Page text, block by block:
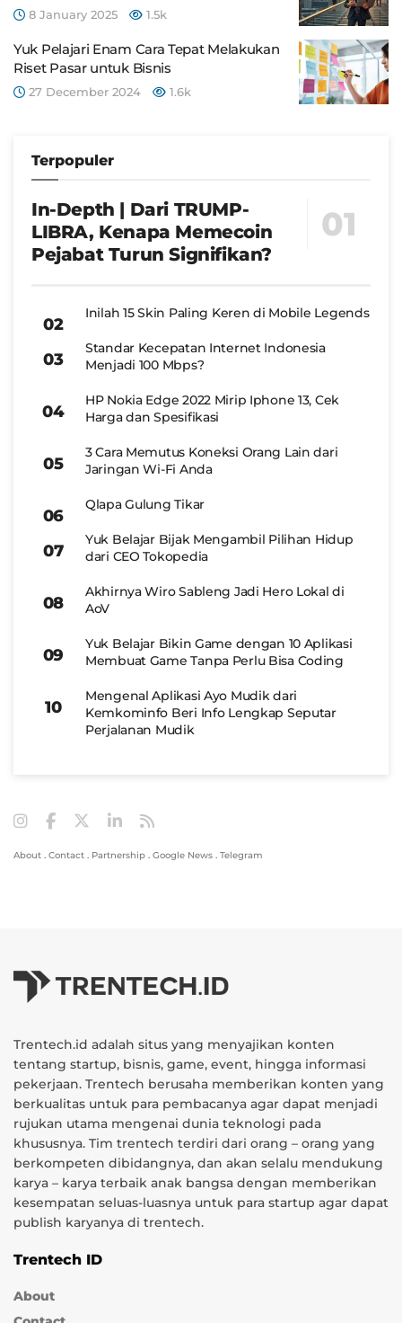
8 January 2025 1.5k
Yuk Pelajari Enam Cara Tepat Melakukan
Riset Pasar untuk Bisnis
27 December 2024 1.6k
Terpopuler
In-Depth | Dari TRUMP-
LIBRA, Kenapa Memecoin
Pejabat Turun Signifikan?
Inilah 15 Skin Paling Keren di Mobile Legends
Standar Kecepatan Internet Indonesia
Menjadi 100 Mbps?
HP Nokia Edge 2022 Mirip Iphone 13, Cek
Harga dan Spesifikasi
3 Cara Memutus Koneksi Orang Lain dari
Jaringan Wi-Fi Anda
Qlapa Gulung Tikar
Yuk Belajar Bijak Mengambil Pilihan Hidup
dari CEO Tokopedia
Akhirnya Wiro Sableng Jadi Hero Lokal di
AoV
Yuk Belajar Bikin Game dengan 10 Aplikasi
Membuat Game Tanpa Perlu Bisa Coding
Mengenal Aplikasi Ayo Mudik dari
Kemkominfo Beri Info Lengkap Seputar
Perjalanan Mudik
About . Contact . Partnership . Google News . Telegram
Trentech.id adalah situs yang menyajikan konten
tentang startup, bisnis, game, event, hingga informasi
pekerjaan. Trentech berusaha memberikan konten yang
berkualitas untuk para pembacanya agar dapat menjadi
rujukan utama mengenai dunia teknologi pada
khususnya. Tim trentech terdiri dari orang – orang yang
berkompeten dibidangnya, dan akan selalu mendukung
karya – karya terbaik anak bangsa dengan memberikan
kesempatan seluas-luasnya untuk para startup agar dapat
publish karyanya di trentech.
Trentech ID
About